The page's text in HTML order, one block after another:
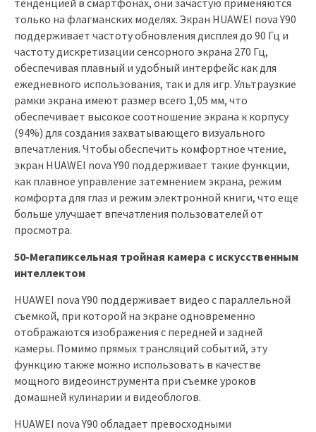
тенденцией в смартфонах, они зачастую применяются
только на флагманских моделях. Экран HUAWEI nova Y90
поддерживает частоту обновления дисплея до 90 Гц и
частоту дискретизации сенсорного экрана 270 Гц,
обеспечивая плавный и удобный интерфейс как для
ежедневного использования, так и для игр. Ультраузкие
рамки экрана имеют размер всего 1,05 мм, что
обеспечивает высокое соотношение экрана к корпусу
(94%) для создания захватывающего визуального
впечатления. Чтобы обеспечить комфортное чтение,
экран HUAWEI nova Y90 поддерживает такие функции,
как плавное управление затемнением экрана, режим
комфорта для глаз и режим электронной книги, что еще
больше улучшает впечатления пользователей от
просмотра.
50-Мегапиксельная тройная камера с искусственным
интеллектом
HUAWEI nova Y90 поддерживает видео с параллельной
съемкой, при которой на экране одновременно
отображаются изображения с передней и задней
камеры. Помимо прямых трансляций событий, эту
функцию также можно использовать в качестве
мощного видеоинструмента при съемке уроков
домашней кулинарии и видеоблогов.
HUAWEI nova Y90 обладает превосходными